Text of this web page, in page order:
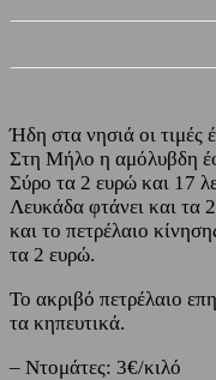
Ήδη στα νησιά οι τιμές
Στη Μήλο η αμόλυβδη
Σύρο τα 2 ευρώ και 17
Λευκάδα φτάνει και τα
και το πετρέλαιο
τα 2 ευρώ.
Το ακριβό πετρέλαιο
τα κηπευτικά.
– Ντομάτες: 3€/κιλό